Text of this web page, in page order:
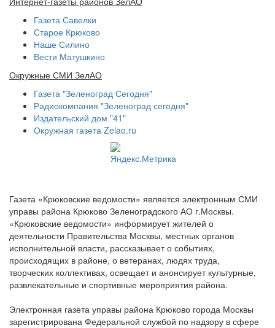
Газета Савелки
Старое Крюково
Наше Силино
Вести Матушкино
Окружные СМИ ЗелАО
Газета "Зеленоград Сегодня"
Радиокомпания "Зеленоград сегодня"
Издательский дом "41"
Окружная газета Zelao.ru
Газета «Крюковские ведомости» является электронным СМИ
управы района Крюково Зеленоградского АО г.Москвы.
«Крюковские ведомости» информирует жителей о
деятельности Правительства Москвы, местных органов
исполнительной власти, рассказывает о событиях,
происходящих в районе, о ветеранах, людях труда,
творческих коллективах, освещает и анонсирует культурные,
развлекательные и спортивные мероприятия района.
Электронная газета управы района Крюково города Москвы
зарегистрирована Федеральной службой по надзору в сфере